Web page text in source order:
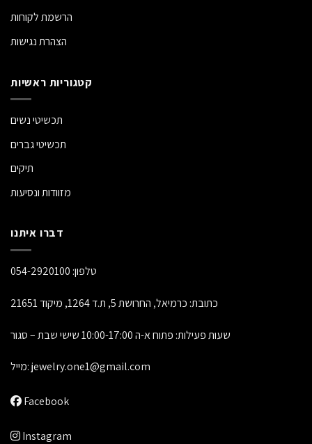
הרשמת לקוחות
הצהרת נגישות
קטגוריות ראשיות
תכשיטי נשים
תכשיטי גברים
תיקים
מזוודות ונסיעות
דברו איתנו
טלפון: 054-2920100
כתובת: כרמיאל, החרושת 5, ת.ד 1264, מיקוד 21651
שעות פעילות: פתוח א-ה 10:00-17:00 שישי שבת – סגור
מייל:jewelry.one1@gmail.com
Facebook
Instagram